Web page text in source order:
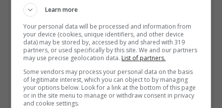
differenze
VSCOcome abbiamo detto è disponibile in
versione mobile per Android e iOS, entrambe
le versioni offrono la medesima esperienza
utente e interfaccia grafica sia su Android
Learn more
Your personal data will be processed and information from
your device (cookies, unique identifiers, and other device
data) may be stored by, accessed by and shared with 319
partners, or used specifically by this site. We and our partners
may use precise geolocation data. List of partners.
Some vendors may process your personal data on the basis
of legitimate interest, which you can object to by managing
your options below. Look for a link at the bottom of this page
or in the site menu to manage or withdraw consent in privacy
and cookie settings.